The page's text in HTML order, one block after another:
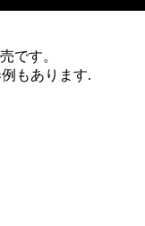
です。
もあります.